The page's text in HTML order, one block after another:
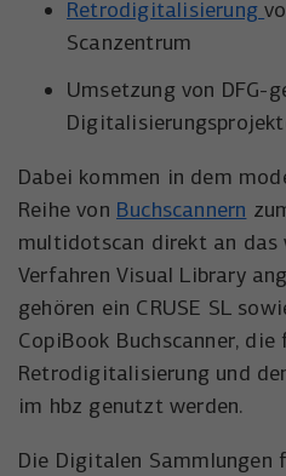
Retrodigitalisierung
Scanzentrum
Umsetzung von DFG-
Dabei kommen in dem
Reihe von Buchscannern
multidotscan direkt an das
Verfahren Visual Library
gehören ein CRUSE SL
CopiBook Buchscanner, die
Retrodigitalisierung und
im hbz genutzt werden.
Die Digitalen Sammlungen
Name
Anbieter Walter Nagel
Laufzeit 30 Tage
Zweck
Speichert die
Webinar-
Anbieter Meta Platforms,
Laufzeit 3 Monate
Zweck
Erfolg von
Nutzer zu
Name _uetvid
Anbieter Microsoft
Laufzeit 1 Jahr
Zweck
um Nutzer
Externe Inhalte
Externe Inhalte (von z.B.
Plattformen oder Google-
blockiert. Wenn Cookies von
manuellen Einwilligung mehr.
Name NID
Google Maps
Laufzeit 6 Monate
Zweck
Wird zum
Cookie-